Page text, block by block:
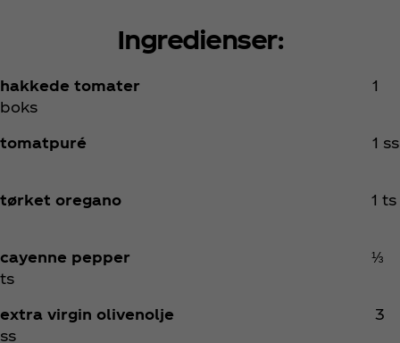
Ingredienser:
hakkede tomater
1
boks
tomatpuré 1 ss
tørket oregano 1 ts
cayenne pepper
⅓
ts
extra virgin olivenolje 3
ss